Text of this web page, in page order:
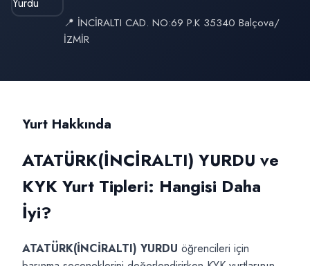
📍 İNCİRALTI CAD. NO:69 P.K 35340 Balçova/
İZMİR
Yurt Hakkında
ATATÜRK(İNCİRALTI) YURDU ve
KYK Yurt Tipleri: Hangisi Daha
İyi?
ATATÜRK(İNCİRALTI) YURDU öğrencileri için